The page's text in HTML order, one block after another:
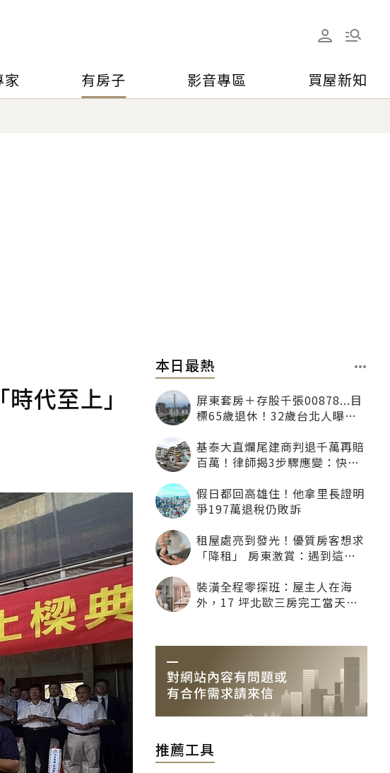
家 有房子 影音專區 買屋新知
代至上」
本日最熱
屏東套房＋存股千張00878...目
標65歲退休！32歲台北人曝：
基泰大直爛尾建商判退千萬再賠
百萬！律師揭3步驟應變：快通
假日都回高雄住！他拿里長證明
爭197萬退稅仍敗訴
租屋處亮到發光！優質房客想求
「降租」 房東激賞：遇到這種
裝潢全程零探班：屋主人在海
外，17 坪北歐三房完工當天才
推薦工具